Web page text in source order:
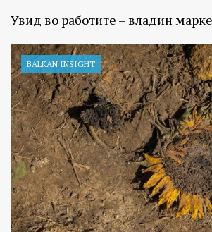
Увид во работите – владин
BALKAN INSIGHT